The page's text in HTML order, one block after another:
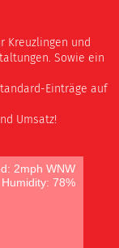
Kreuzlingen und
Sowie ein
Einträge auf
Umsatz!
2mph WNW
Humidity: 78%